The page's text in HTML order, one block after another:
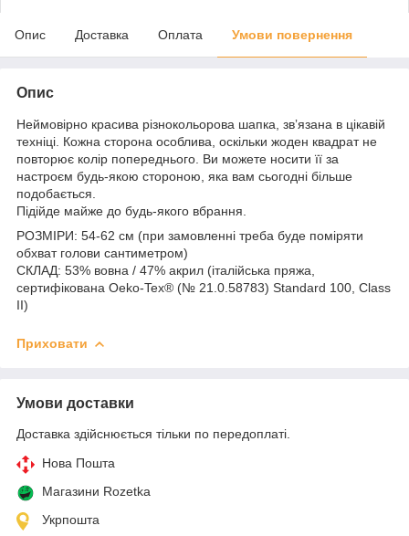
Опис Доставка Оплата Умови повернення
Опис
Неймовірно красива різнокольорова шапка, звʼязана в цікавій
техніці. Кожна сторона особлива, оскільки жоден квадрат не
повторює колір попереднього. Ви можете носити її за
настроєм будь-якою стороною, яка вам сьогодні більше
подобається.
Підійде майже до будь-якого вбрання.
РОЗМІРИ: 54-62 см (при замовленні треба буде поміряти
обхват голови сантиметром)
СКЛАД: 53% вовна / 47% акрил (італійська пряжа,
сертифікована Oeko-Tex® (№ 21.0.58783) Standard 100, Class
II)
Приховати
Умови доставки
Доставка здійснюється тільки по передоплаті.
Нова Пошта
Магазини Rozetka
Укрпошта